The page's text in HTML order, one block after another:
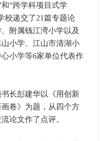
“跨学科项目式学
校递交了21篇专题论
附属钱江湾小学以及
小学、江山市清湖小
小学等6家单位代表作
长彭建华以《用创新
卷》为题，从四个方
论文作了点评。